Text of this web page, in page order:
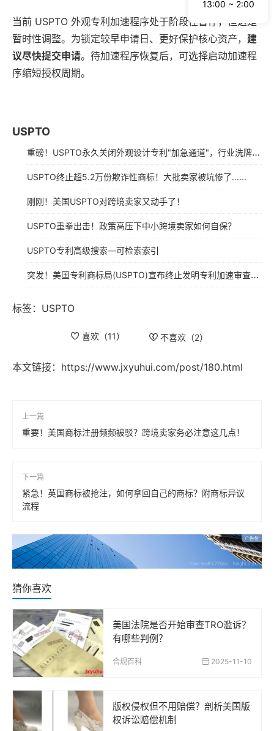
当前 USPTO 外观专利加速程序处于阶段性暂停，但这是
暂时性调整。为锁定较早申请日、更好保护核心资产， 建
议尽快提交申请。待加速程序恢复后，可选择启动加速程
序缩短授权周期。
USPTO
重磅！USPTO永久关闭外观设计专利"加急通道"，行业洗牌在即！
USPTO终止超5.2万份欺诈性商标！大批卖家被坑惨了......
刚刚！美国USPTO对跨境卖家又动手了！
USPTO重拳出击！政策高压下中小跨境卖家如何自保？
USPTO专利高级搜索—可检索索引
突发！美国专利商标局(USPTO)宣布终止发明专利加速审查计划
标签： USPTO
喜欢（11） 不喜欢（2）
本文链接： https://www.jxyuhui.com/post/180.html
上一篇
重要！美国商标注册频频被驳？跨境卖家务必注意这几点！
下一篇
紧急！英国商标被抢注，如何拿回自己的商标？附商标异议
流程
猜你喜欢
美国法院是否开始审查TRO滥诉？
有哪些判例？
合规百科 2025-11-10
版权侵权但不用赔偿？剖析美国版
权诉讼赔偿机制
13:00 ~ 2:00